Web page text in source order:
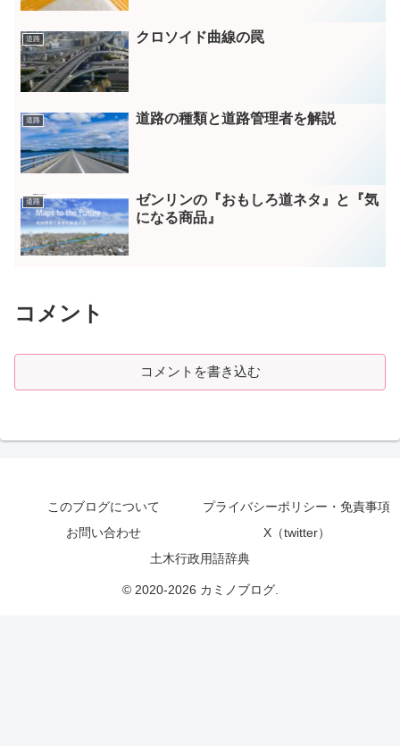
道路 クロソイド曲線の罠
道路 道路の種類と道路管理者を解説
道路
ゼンリンの『おもしろ道ネタ』と『気
になる商品』
コメント
コメントを書き込む
このブログについて
プライバシーポリシー・免責事項
お問い合わせ
X（twitter）
土木行政用語辞典
© 2020-2026 カミノブログ.